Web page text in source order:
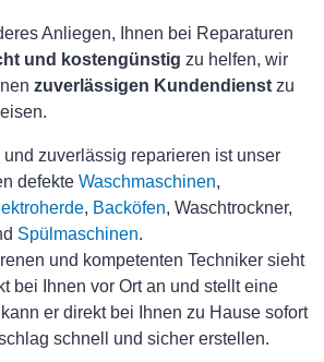
Anliegen, Ihnen bei Reparaturen
und kostengünstig zu helfen, wir
zuverlässigen Kundendienst zu
zuverlässig reparieren ist unser
defekte Waschmaschinen,
, Backöfen, Waschtrockner,
Spülmaschinen.
und kompetenten Techniker sieht
bei Ihnen vor Ort an und stellt eine
er direkt bei Ihnen zu Hause sofort
schnell und sicher erstellen.